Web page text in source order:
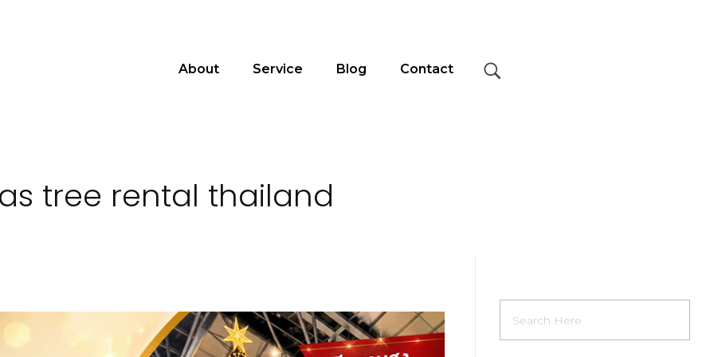
About Service Blog Contact
tree rental thailand